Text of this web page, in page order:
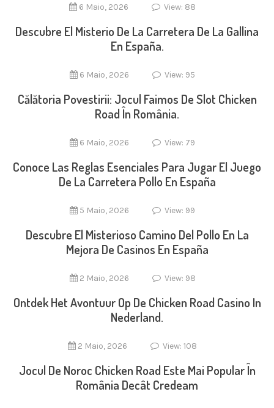
6 Maio, 2026 View: 88
Descubre El Misterio De La Carretera De La Gallina
En España.
6 Maio, 2026 View: 95
Călătoria Povestirii: Jocul Faimos De Slot Chicken
Road În România.
6 Maio, 2026 View: 79
Conoce Las Reglas Esenciales Para Jugar El Juego
De La Carretera Pollo En España
5 Maio, 2026 View: 99
Descubre El Misterioso Camino Del Pollo En La
Mejora De Casinos En España
2 Maio, 2026 View: 98
Ontdek Het Avontuur Op De Chicken Road Casino In
Nederland.
2 Maio, 2026 View: 108
Jocul De Noroc Chicken Road Este Mai Popular În
România Decât Credeam